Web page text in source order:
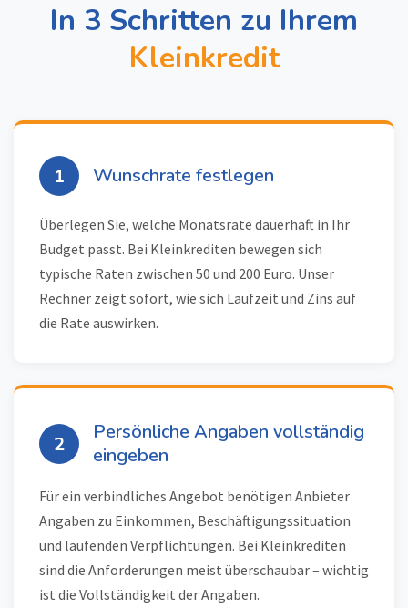
In 3 Schritten zu Ihrem
Kleinkredit
1 Wunschrate festlegen
Überlegen Sie, welche Monatsrate dauerhaft in Ihr
Budget passt. Bei Kleinkrediten bewegen sich
typische Raten zwischen 50 und 200 Euro. Unser
Rechner zeigt sofort, wie sich Laufzeit und Zins auf
die Rate auswirken.
2
Persönliche Angaben vollständig
eingeben
Für ein verbindliches Angebot benötigen Anbieter
Angaben zu Einkommen, Beschäftigungssituation
und laufenden Verpflichtungen. Bei Kleinkrediten
sind die Anforderungen meist überschaubar – wichtig
ist die Vollständigkeit der Angaben.